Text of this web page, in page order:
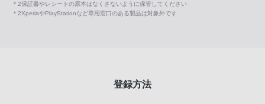
＊2保証書やレシートの原本はなくさないように保管してください
＊2XperiaやPlayStationなど専用窓口のある製品は対象外です
登録方法